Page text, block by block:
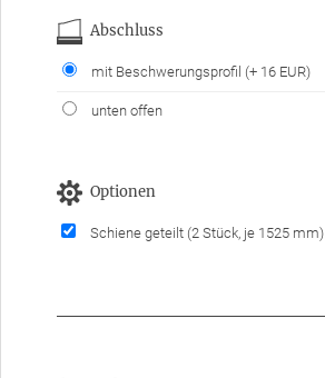
Abschluss
mit Beschwerungsprofil (+ 16 EUR)
unten offen
Optionen
Schiene geteilt (2 Stück, je 1525 mm)